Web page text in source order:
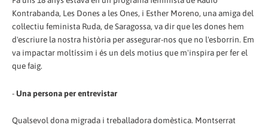
Kontrabanda, Les Dones a les Ones, i Esther Moreno, una amiga del
col·lectiu feminista Ruda, de Saragossa, va dir que les dones hem
d'escriure la nostra història per assegurar-nos que no l'esborrin. Em
va impactar moltíssim i és un dels motius que m'inspira per fer el
que faig.
-Una persona per entrevistar
Qualsevol dona migrada i treballadora domèstica. Montserrat